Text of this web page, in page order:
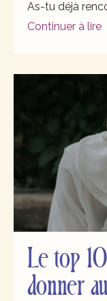
As-tu déjà
Continuer à lire
Le top
donner